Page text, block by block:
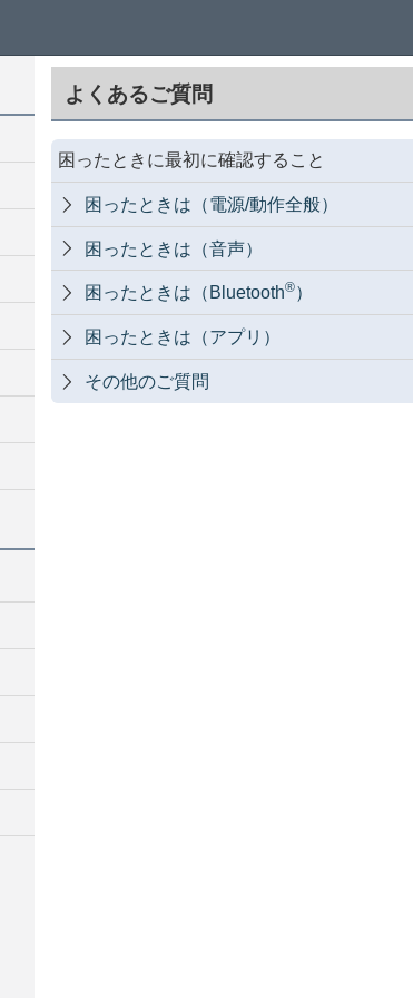
よくあるご質問
困ったときに最初に確認すること
 困ったときは（電源/動作全般）
 困ったときは（音声）
 困ったときは（Bluetooth®）
 困ったときは（アプリ）
 その他のご質問